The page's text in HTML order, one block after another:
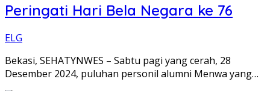
Peringati Hari Bela Negara ke 76
ELG
Bekasi, SEHATYNWES – Sabtu pagi yang cerah, 28
Desember 2024, puluhan personil alumni Menwa yang…